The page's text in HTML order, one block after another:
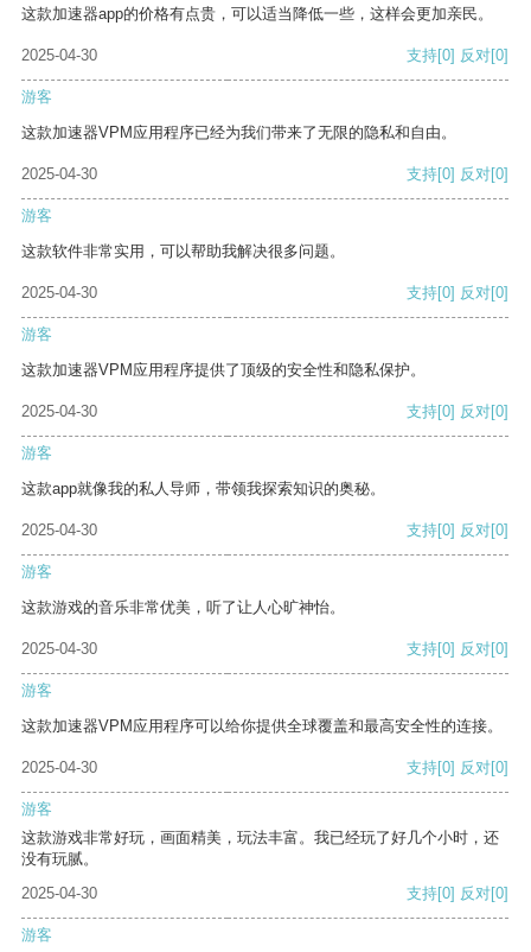
这款加速器app的价格有点贵，可以适当降低一些，这样会更加亲民。
2025-04-30 支持[0] 反对[0]
游客
这款加速器VPM应用程序已经为我们带来了无限的隐私和自由。
2025-04-30 支持[0] 反对[0]
游客
这款软件非常实用，可以帮助我解决很多问题。
2025-04-30 支持[0] 反对[0]
游客
这款加速器VPM应用程序提供了顶级的安全性和隐私保护。
2025-04-30 支持[0] 反对[0]
游客
这款app就像我的私人导师，带领我探索知识的奥秘。
2025-04-30 支持[0] 反对[0]
游客
这款游戏的音乐非常优美，听了让人心旷神怡。
2025-04-30 支持[0] 反对[0]
游客
这款加速器VPM应用程序可以给你提供全球覆盖和最高安全性的连接。
2025-04-30 支持[0] 反对[0]
游客
这款游戏非常好玩，画面精美，玩法丰富。我已经玩了好几个小时，还
没有玩腻。
2025-04-30
支持[0] 反对[0]
游客